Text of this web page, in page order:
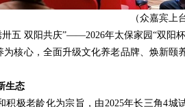
（众嘉宾上
五 双阳共庆”——2026年太保家园“双
核心，全面升级文化养老品牌、焕新
生态
积极老龄化为宗旨，由2025年长三角4